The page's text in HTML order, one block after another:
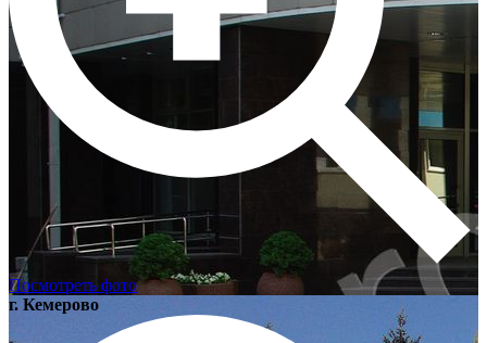
Посмотреть фото
г. Кемерово